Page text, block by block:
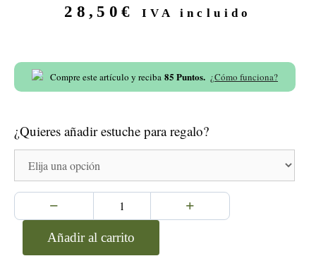
28,50€ IVA incluido
Compre este artículo y reciba 85 Puntos. ¿Cómo funciona?
¿Quieres añadir estuche para regalo?
− +
Añadir al carrito